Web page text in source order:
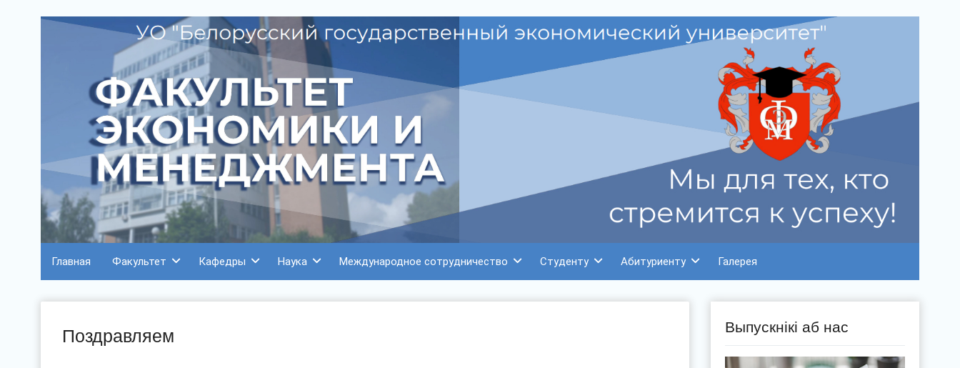
Главная Факультет Кафедры Наука Международное сотрудничество Студенту Абитуриенту Галерея
Поздравляем Выпускнікі аб нас